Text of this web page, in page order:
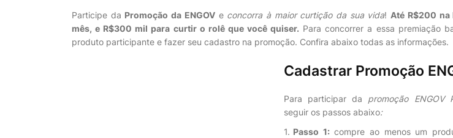
Participe da Promoção da ENGOVe concorra à maior curtição da sua vida! Até R$200
mês, e R$300 mil para curtir o rolê que você quiser. Para concorrer a essa premiação
produto participante e fazer seu cadastro na promoção. Confira abaixo todas as informações.
Cadastrar Promoção
Para participar da promoção ENGOV
seguir os passos abaixo:
Passo 1: compre ao menos um